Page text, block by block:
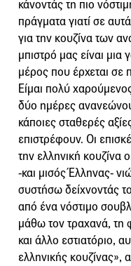
κάνοντάς τη πιο
πράγματα γιατί σε
για την κουζίνα των
μπιστρό μας είναι μια
μέρος που έρχεται σε
Είμαι πολύ
δύο ημέρες
κάποιες σταθερές
επιστρέφουν. Οι
την ελληνική
-και μισός Έλληνας-
συστήσω δείχνοντάς
από ένα νόστιμο
μάθω τον τραχανά, τη
και άλλο εστιατόριο,
ελληνικής κουζίνας»,